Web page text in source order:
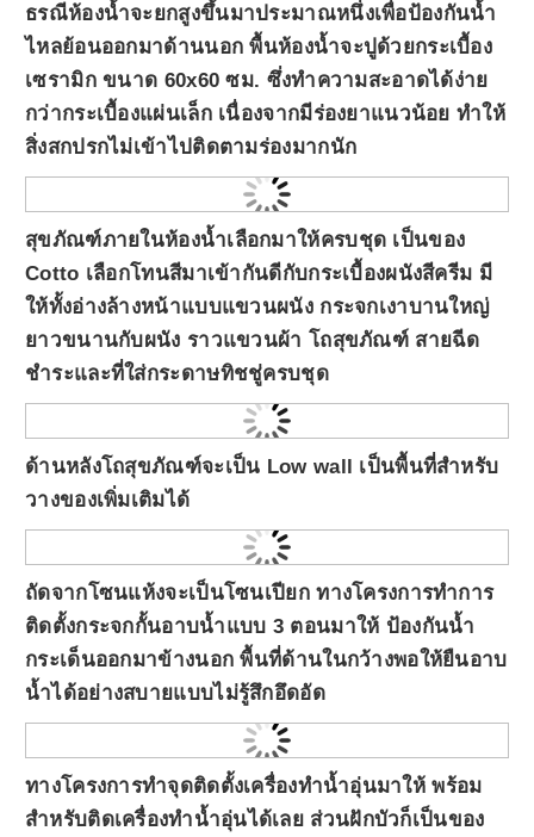
ธรณีห้องน้ำจะยกสูงขึ้นมาประมาณหนึ่งเพื่อป้องกันน้ำ
ไหลย้อนออกมาด้านนอก พื้นห้องน้ำจะปูด้วยกระเบื้อง
เซรามิก ขนาด 60x60 ซม. ซึ่งทำความสะอาดได้ง่าย
กว่ากระเบื้องแผ่นเล็ก เนื่องจากมีร่องยาแนวน้อย ทำให้
สิ่งสกปรกไม่เข้าไปติดตามร่องมากนัก
สุขภัณฑ์ภายในห้องน้ำเลือกมาให้ครบชุด เป็นของ
Cotto เลือกโทนสีมาเข้ากันดีกับกระเบื้องผนังสีครีม มี
ให้ทั้งอ่างล้างหน้าแบบแขวนผนัง กระจกเงาบานใหญ่
ยาวขนานกับผนัง ราวแขวนผ้า โถสุขภัณฑ์ สายฉีด
ชำระและที่ใส่กระดาษทิชชู่ครบชุด
ด้านหลังโถสุขภัณฑ์จะเป็น Low wall เป็นพื้นที่สำหรับ
วางของเพิ่มเติมได้
ถัดจากโซนแห้งจะเป็นโซนเปียก ทางโครงการทำการ
ติดตั้งกระจกกั้นอาบน้ำแบบ 3 ตอนมาให้ ป้องกันน้ำ
กระเด็นออกมาข้างนอก พื้นที่ด้านในกว้างพอให้ยืนอาบ
น้ำได้อย่างสบายแบบไม่รู้สึกอึดอัด
ทางโครงการทำจุดติดตั้งเครื่องทำน้ำอุ่นมาให้ พร้อม
สำหรับติดเครื่องทำน้ำอุ่นได้เลย ส่วนฝักบัวก็เป็นของ